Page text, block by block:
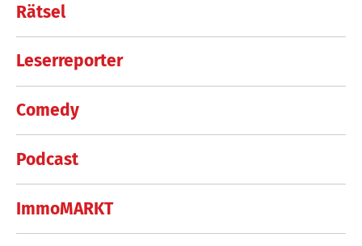
Rätsel
Leserreporter
Comedy
Podcast
ImmoMARKT